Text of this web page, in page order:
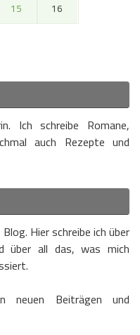
15 16
Ich schreibe Romane,
auch Rezepte und
Hier schreibe ich über
über all das, was mich
neuen Beiträgen und